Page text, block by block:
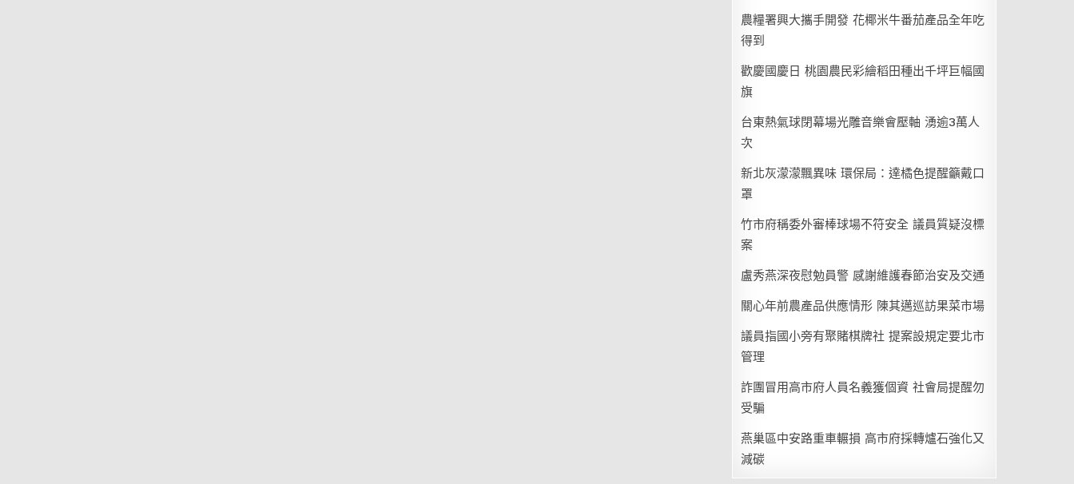
農糧署興大攜手開發 花椰米牛番茄產品全年吃
得到
歡慶國慶日 桃園農民彩繪稻田種出千坪巨幅國
旗
台東熱氣球閉幕場光雕音樂會壓軸 湧逾3萬人
次
新北灰濛濛飄異味 環保局：達橘色提醒籲戴口
罩
竹市府稱委外審棒球場不符安全 議員質疑沒標
案
盧秀燕深夜慰勉員警 感謝維護春節治安及交通
關心年前農產品供應情形 陳其邁巡訪果菜市場
議員指國小旁有聚賭棋牌社 提案設規定要北市
管理
詐團冒用高市府人員名義獲個資 社會局提醒勿
受騙
燕巢區中安路重車輾損 高市府採轉爐石強化又
減碳